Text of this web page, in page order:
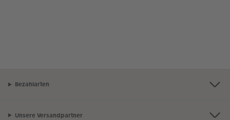
Bezahlarten
Unsere Versandpartner